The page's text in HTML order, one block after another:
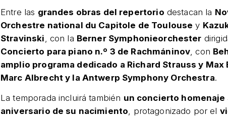
Entre las grandes obras del repertorio destacan la
Orchestre national du Capitole de Toulouse y
Stravinski , con la Berner Symphonieorchester
Concierto para piano n.º 3 de Rachmáninov , con
amplio programa dedicado a Richard Strauss y Max
Marc Albrecht y la Antwerp Symphony Orchestra.
La temporada incluirá también un concierto homenaje
aniversario de su nacimiento , protagonizado por el